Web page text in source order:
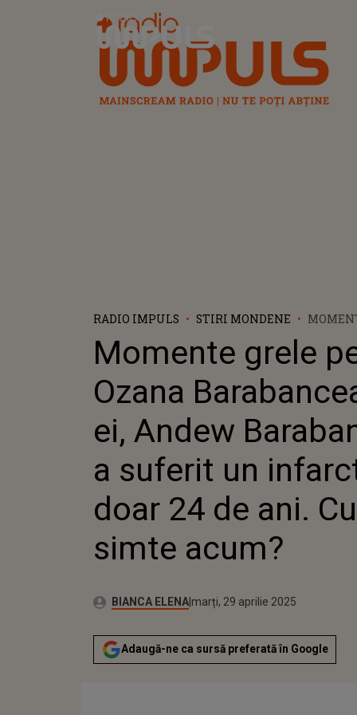
Radio Impuls
RADIO IMPULS STIRI MONDENE
ANDEW
A
LA
CUM SE
Momente grele
Ozana
ei, Andew
a suferit un
doar 24 de ani.
simte acum?
Autor:BIANCA ELENAPublicat:
marți, 29 aprilie 2025
Actualizat:
marți, 29 aprilie 2025
Adaugă-ne ca sursă preferată în Google